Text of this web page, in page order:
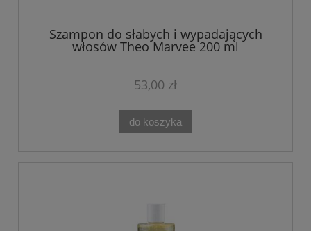
Szampon do słabych i wypadających
włosów Theo Marvee 200 ml
53,00 zł
do koszyka